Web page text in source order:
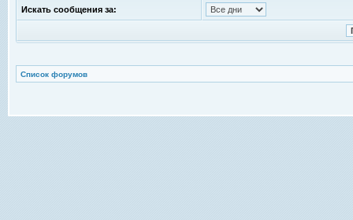
Искать сообщения за:
Список форумов